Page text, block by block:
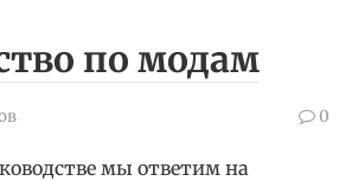
по модам
0
мы ответим на